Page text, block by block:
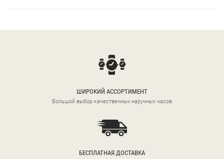
ШИРОКИЙ АССОРТИМЕНТ
Большой выбор качественных наручных часов
БЕСПЛАТНАЯ ДОСТАВКА